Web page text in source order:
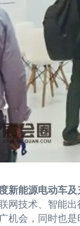
新能源电动车
网技术、智能
机会，同时也